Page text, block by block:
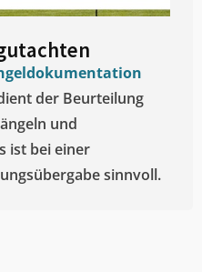
der Beurteilung
und
ist bei einer
sinnvoll.